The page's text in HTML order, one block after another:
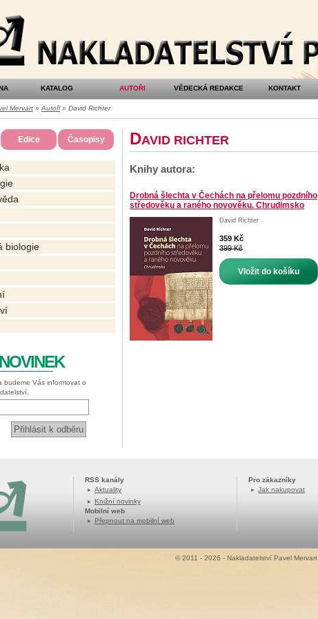
KATALOG AUTOŘI VĚDECKÁ REDAKCE KONTAKT
Mervart » Autoři» David Richter
Edice Časopisy
biologie
budeme Vás informovat o
DAVID RICHTER
Knihy autora:
Drobná šlechta v Čechách na přelomu pozdního
středověku a raného novověku. Chrudimsko
David Richter
359 Kč
399 Kč
Vložit do košíku
RSS kanály
Aktuality
Knižní novinky
Mobilní web
Přepnout na mobilní web
Pro zákazníky
Jak nakupovat
© 2011 - 2026 - Nakladatelství Pavel Mervart